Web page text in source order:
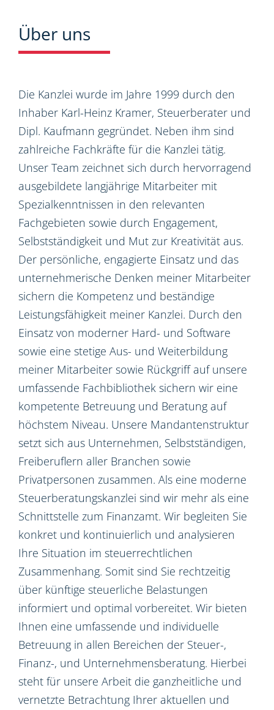
Über uns
Die Kanzlei wurde im Jahre 1999 durch den
Inhaber Karl-Heinz Kramer, Steuerberater und
Dipl. Kaufmann gegründet. Neben ihm sind
zahlreiche Fachkräfte für die Kanzlei tätig.
Unser Team zeichnet sich durch hervorragend
ausgebildete langjährige Mitarbeiter mit
Spezialkenntnissen in den relevanten
Fachgebieten sowie durch Engagement,
Selbstständigkeit und Mut zur Kreativität aus.
Der persönliche, engagierte Einsatz und das
unternehmerische Denken meiner Mitarbeiter
sichern die Kompetenz und beständige
Leistungsfähigkeit meiner Kanzlei. Durch den
Einsatz von moderner Hard- und Software
sowie eine stetige Aus- und Weiterbildung
meiner Mitarbeiter sowie Rückgriff auf unsere
umfassende Fachbibliothek sichern wir eine
kompetente Betreuung und Beratung auf
höchstem Niveau. Unsere Mandantenstruktur
setzt sich aus Unternehmen, Selbstständigen,
Freiberuflern aller Branchen sowie
Privatpersonen zusammen. Als eine moderne
Steuerberatungskanzlei sind wir mehr als eine
Schnittstelle zum Finanzamt. Wir begleiten Sie
konkret und kontinuierlich und analysieren
Ihre Situation im steuerrechtlichen
Zusammenhang. Somit sind Sie rechtzeitig
über künftige steuerliche Belastungen
informiert und optimal vorbereitet. Wir bieten
Ihnen eine umfassende und individuelle
Betreuung in allen Bereichen der Steuer-,
Finanz-, und Unternehmensberatung. Hierbei
steht für unsere Arbeit die ganzheitliche und
vernetzte Betrachtung Ihrer aktuellen und